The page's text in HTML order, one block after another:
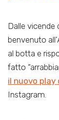
Dalle vicende
benvenuto
al botta e
fatto
il nuovo play
Instagram.